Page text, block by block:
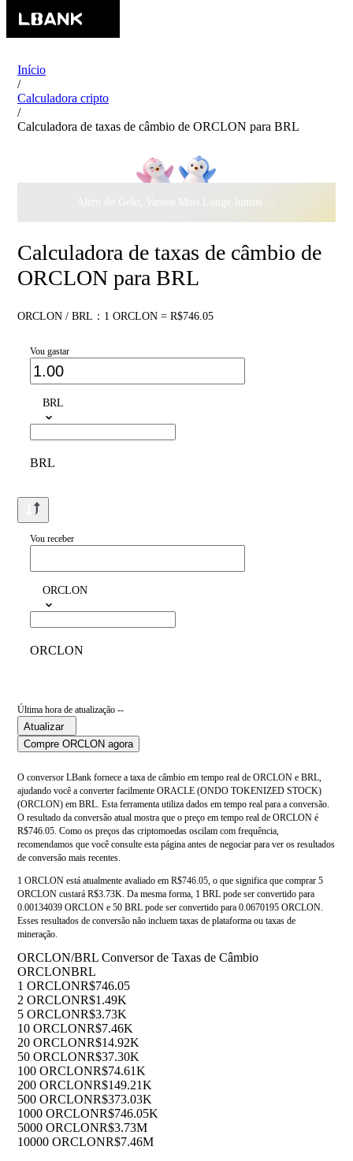
Início
/
Calculadora cripto
/
Calculadora de taxas de câmbio de ORCLON para BRL
Além do Gelo, Vamos Mais Longe Juntos ·$500.000
Calculadora de taxas de câmbio de
ORCLON para BRL
ORCLON / BRL：1 ORCLON = R$746.05
Vou gastar
BRL
BRL
Vou receber
ORCLON
ORCLON
Última hora de atualização --
Atualizar
Compre ORCLON agora
O conversor LBank fornece a taxa de câmbio em tempo real de ORCLON e BRL,
ajudando você a converter facilmente ORACLE (ONDO TOKENIZED STOCK)
(ORCLON) em BRL. Esta ferramenta utiliza dados em tempo real para a conversão.
O resultado da conversão atual mostra que o preço em tempo real de ORCLON é
R$746.05. Como os preços das criptomoedas oscilam com frequência,
recomendamos que você consulte esta página antes de negociar para ver os resultados
de conversão mais recentes.
1 ORCLON está atualmente avaliado em R$746.05, o que significa que comprar 5
ORCLON custará R$3.73K. Da mesma forma, 1 BRL pode ser convertido para
0.00134039 ORCLON e 50 BRL pode ser convertido para 0.0670195 ORCLON.
Esses resultados de conversão não incluem taxas de plataforma ou taxas de
mineração.
ORCLON/BRL Conversor de Taxas de Câmbio
ORCLONBRL
1 ORCLONR$746.05
2 ORCLONR$1.49K
5 ORCLONR$3.73K
10 ORCLONR$7.46K
20 ORCLONR$14.92K
50 ORCLONR$37.30K
100 ORCLONR$74.61K
200 ORCLONR$149.21K
500 ORCLONR$373.03K
1000 ORCLONR$746.05K
5000 ORCLONR$3.73M
10000 ORCLONR$7.46M